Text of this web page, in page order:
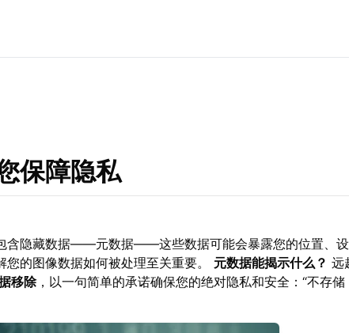
保障隐私
含隐藏数据——元数据——这些数据可能会暴露您的位置、
的图像数据如何被处理至关重要。 元数据能揭示什么？ 远
移除，以一句简单的承诺确保您的绝对隐私和安全：“不存储